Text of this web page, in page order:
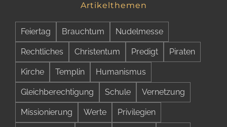
Artikelthemen
Feiertag Brauchtum Nudelmesse
Rechtliches Christentum Predigt Piraten
Kirche Templin Humanismus
Gleichberechtigung Schule Vernetzung
Missionierung Werte Privilegien